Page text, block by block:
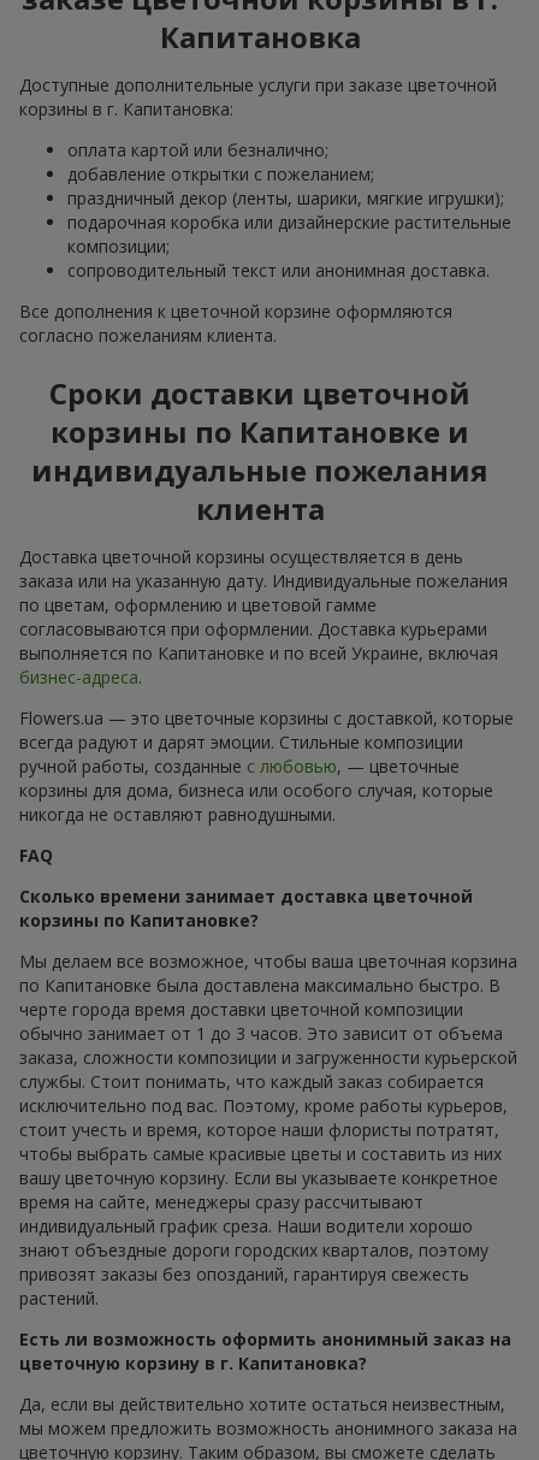
Капитановка
Доступные дополнительные услуги при заказе цветочной
корзины в г. Капитановка:
оплата картой или безналично;
добавление открытки с пожеланием;
праздничный декор (ленты, шарики, мягкие игрушки);
подарочная коробка или дизайнерские растительные
композиции;
сопроводительный текст или анонимная доставка.
Все дополнения к цветочной корзине оформляются
согласно пожеланиям клиента.
Сроки доставки цветочной
корзины по Капитановке и
индивидуальные пожелания
клиента
Доставка цветочной корзины осуществляется в день
заказа или на указанную дату. Индивидуальные пожелания
по цветам, оформлению и цветовой гамме
согласовываются при оформлении. Доставка курьерами
выполняется по Капитановке и по всей Украине, включая
бизнес-адреса.
Flowers.ua — это цветочные корзины с доставкой, которые
всегда радуют и дарят эмоции. Стильные композиции
ручной работы, созданные с любовью, — цветочные
корзины для дома, бизнеса или особого случая, которые
никогда не оставляют равнодушными.
FAQ
Сколько времени занимает доставка цветочной
корзины по Капитановке?
Мы делаем все возможное, чтобы ваша цветочная корзина
по Капитановке была доставлена максимально быстро. В
черте города время доставки цветочной композиции
обычно занимает от 1 до 3 часов. Это зависит от объема
заказа, сложности композиции и загруженности курьерской
службы. Стоит понимать, что каждый заказ собирается
исключительно под вас. Поэтому, кроме работы курьеров,
стоит учесть и время, которое наши флористы потратят,
чтобы выбрать самые красивые цветы и составить из них
вашу цветочную корзину. Если вы указываете конкретное
время на сайте, менеджеры сразу рассчитывают
индивидуальный график среза. Наши водители хорошо
знают объездные дороги городских кварталов, поэтому
привозят заказы без опозданий, гарантируя свежесть
растений.
Есть ли возможность оформить анонимный заказ на
цветочную корзину в г. Капитановка?
Да, если вы действительно хотите остаться неизвестным,
мы можем предложить возможность анонимного заказа на
цветочную корзину. Таким образом, вы сможете сделать